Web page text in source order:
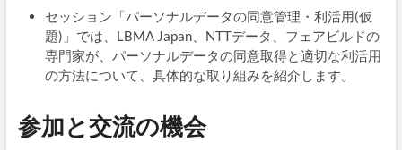
セッション「パーソナルデータの同意管理・利活用(仮
題)」では、LBMA Japan、NTTデータ、フェアビルドの
専門家が、パーソナルデータの同意取得と適切な利活用
の方法について、具体的な取り組みを紹介します。
参加と交流の機会